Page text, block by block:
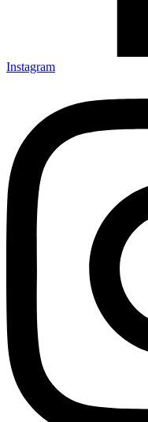
Instagram